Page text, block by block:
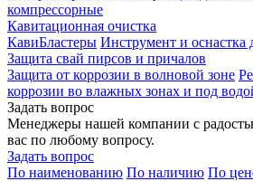
компрессорные
Кавитационная очистка
КавиБластеры Инструмент и оснастка
Защита свай пирсов и причалов
Защита от коррозии в волновой зоне
коррозии во влажных зонах и под
Задать вопрос
Менеджеры нашей компании с
вас по любому вопросу.
Задать вопрос
По наименованию По наличию По